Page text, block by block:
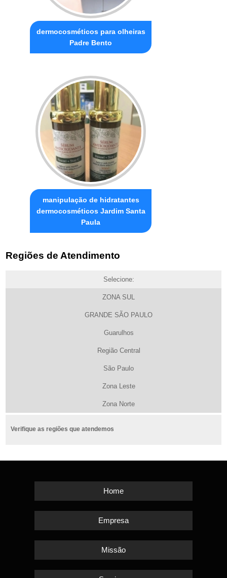
dermocosméticos para olheiras
Padre Bento
manipulação de hidratantes
dermocosméticos Jardim Santa
Paula
Regiões de Atendimento
Selecione:
ZONA SUL
GRANDE SÃO PAULO
Guarulhos
Região Central
São Paulo
Zona Leste
Zona Norte
Verifique as regiões que atendemos
Home
Empresa
Missão